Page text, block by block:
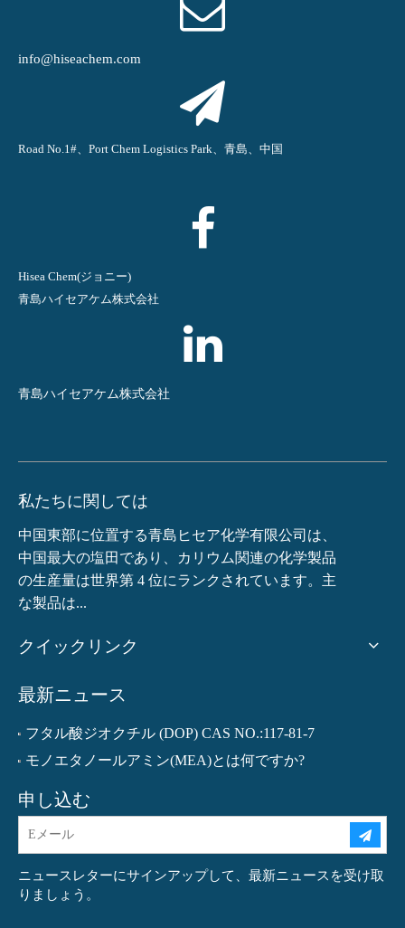
info@hiseachem.com
Road No.1#、Port Chem Logistics Park、青島、中国
Hisea Chem(ジョニー)
青島ハイセアケム株式会社
青島ハイセアケム株式会社
私たちに関しては
中国東部に位置する青島ヒセア化学有限公司は、
中国最大の塩田であり、カリウム関連の化学製品
の生産量は世界第 4 位にランクされています。主
な製品は...
クイックリンク
最新ニュース
フタル酸ジオクチル (DOP) CAS NO.:117-81-7
モノエタノールアミン(MEA)とは何ですか?
申し込む
ニュースレターにサインアップして、最新ニュースを受け取
りましょう。